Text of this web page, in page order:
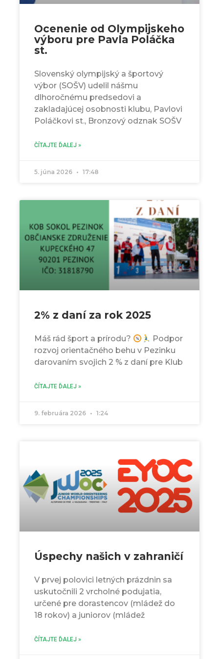
Ocenenie od Olympijskeho
výboru pre Pavla Poláčka
st.
Slovenský olympijský a športový
výbor (SOŠV) udelil nášmu
dlhoročnému predsedovi a
zakladajúcej osobnosti klubu, Pavlovi
Poláčkovi st., Bronzový odznak SOŠV
ČÍTAJTE ĎALEJ »
5. júna 2026 17:48
2% z daní za rok 2025
Máš rád šport a prírodu?
Podpor
rozvoj orientačného behu v Pezinku
darovaním svojich 2 % z daní pre Klub
ČÍTAJTE ĎALEJ »
9. februára 2026 1:24
Úspechy našich v zahraničí
V prvej polovici letných prázdnin sa
uskutočnili 2 vrcholné podujatia,
určené pre dorastencov (mládež do
18 rokov) a juniorov (mládež
ČÍTAJTE ĎALEJ »